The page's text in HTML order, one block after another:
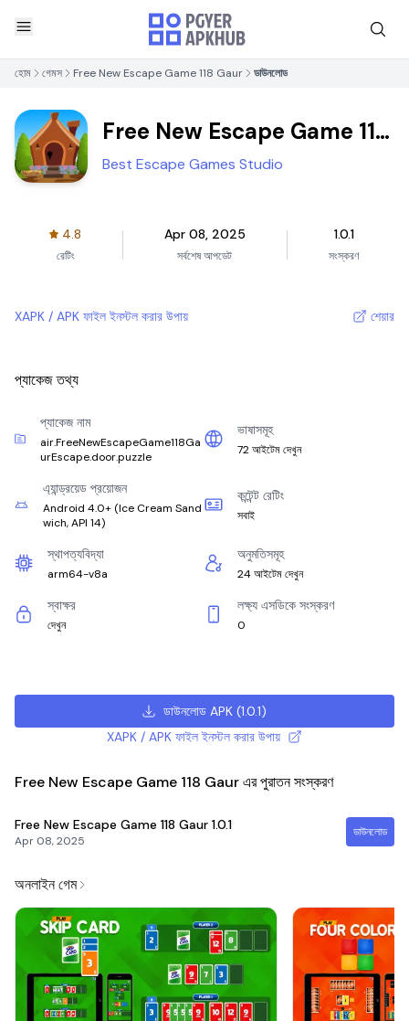
হোম গেমস Free New Escape Game 118 Gaur ডাউনলোড
Free New Escape Game 118
Gaur
Best Escape Games Studio
4.8
রেটিং
Apr 08, 2025
সর্বশেষ আপডেট
1.0.1
সংস্করণ
XAPK / APK ফাইল ইনস্টল করার উপায় শেয়ার
প্যাকেজ তথ্য
প্যাকেজ নাম
air.FreeNewEscapeGame118Ga
urEscape.door.puzzle
ভাষাসমূহ
72 আইটেম দেখুন
এ্যান্ড্রয়েড প্রয়োজন
Android 4.0+(Ice Cream Sand
wich, API 14)
কন্টেন্ট রেটিং
সবাই
স্থাপত্যবিদ্যা
arm64-v8a
অনুমতিসমূহ
24 আইটেম দেখুন
স্বাক্ষর
দেখুন
লক্ষ্য এসডিকে সংস্করণ
0
ডাউনলোড APK (1.0.1)
XAPK / APK ফাইল ইনস্টল করার উপায়
Free New Escape Game 118 Gaur এর পুরাতন সংস্করণ
Free New Escape Game 118 Gaur 1.0.1
Apr 08, 2025
ডাউনলোড
অনলাইন গেম